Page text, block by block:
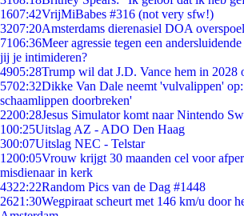
1607:42VrijMiBabes #316 (not very sfw!)
3207:20Amsterdams dierenasiel DOA
7106:36Meer agressie tegen een
jij je intimideren?
4905:28Trump wil dat J.D. Vance hem in 2028
5702:32Dikke Van Dale neemt 'vulvalippen'
schaamlippen doorbreken'
2200:28Jesus Simulator komt naar Nintendo
100:25Uitslag AZ - ADO Den Haag
300:07Uitslag NEC - Telstar
1200:05Vrouw krijgt 30 maanden cel voor
misdienaar in kerk
4322:22Random Pics van de Dag #1448
2621:30Wegpiraat scheurt met 146 km/u door